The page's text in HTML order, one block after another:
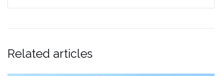
Related articles